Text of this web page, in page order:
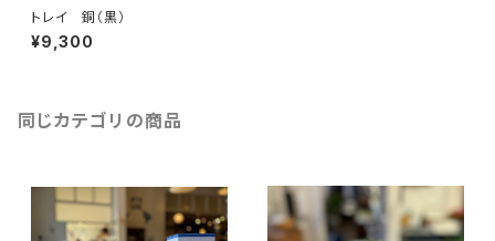
トレイ 銅（黒）
¥9,300
同じカテゴリの商品